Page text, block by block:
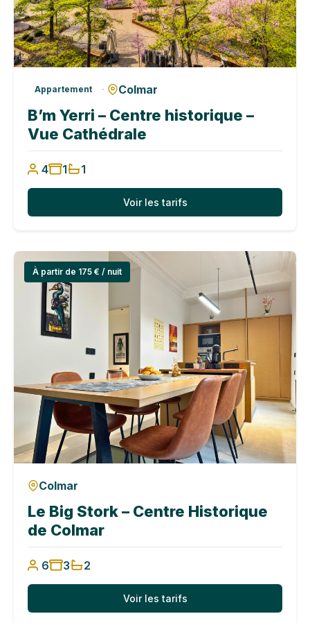
Appartement · Colmar
B’m Yerri – Centre historique –
Vue Cathédrale
4 1 1
Voir les tarifs
À partir de 175 € / nuit
Colmar
Le Big Stork – Centre Historique
de Colmar
6 3 2
Voir les tarifs